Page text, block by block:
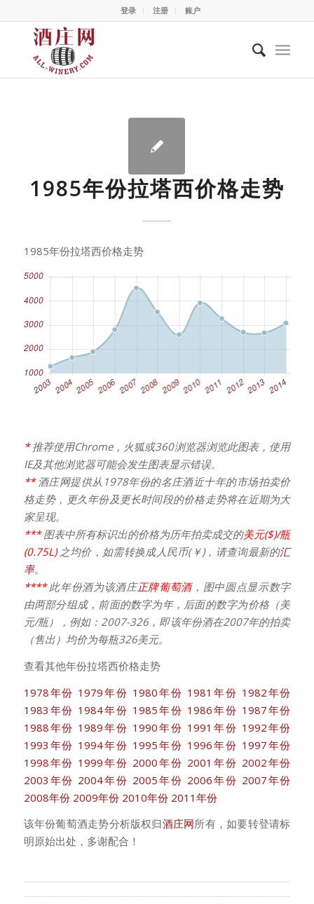
登录 注册 账户
1985年份拉塔西价格走势
1985年份拉塔西价格走势
*推荐使用Chrome，火狐或360浏览器浏览此图表，使用
IE及其他浏览器可能会发生图表显示错误。
** 酒庄网提供从1978年份的名庄酒近十年的市场拍卖价
格走势，更久年份及更长时间段的价格走势将在近期为大
家呈现。
***图表中所有标识出的价格为历年拍卖成交的美元($)/瓶
(0.75L)之均价，如需转换成人民币(￥)，请查询最新的汇
率。
****此年份酒为该酒庄正牌葡萄酒，图中圆点显示数字
由两部分组成，前面的数字为年，后面的数字为价格（美
元/瓶），例如：2007-326，即该年份酒在2007年的拍卖
（售出）均价为每瓶326美元。
查看其他年份拉塔西价格走势
1978年份 1979年份 1980年份 1981年份 1982年份
1983年份 1984年份 1985年份 1986年份 1987年份
1988年份 1989年份 1990年份 1991年份 1992年份
1993年份 1994年份 1995年份 1996年份 1997年份
1998年份 1999年份 2000年份 2001年份 2002年份
2003年份 2004年份 2005年份 2006年份 2007年份
2008年份 2009年份 2010年份 2011年份
该年份葡萄酒走势分析版权归酒庄网所有，如要转登请标
明原始出处，多谢配合！